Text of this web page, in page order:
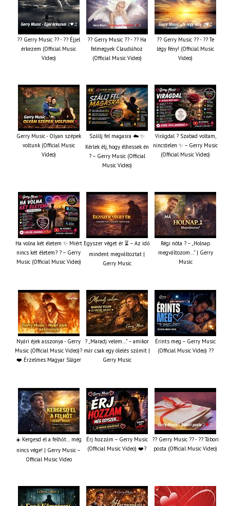
?? Gerry Music ?? - ?? Éjjel
érkezem (Official Music
Video)
?? Gerry Music ?? - ?? Ha
felmegyek Claudiához
(Official Music Video)
?? Gerry Music ?? - ?? Te
légy fény! (Official Music
Video)
Gerry Music - Olyan szépek
voltunk (Official Music
Video)
Szállj fel magasra ☁️ ✨
Kérlek élj, hogy élhessek én
? – Gerry Music (Official
Music Video)
Virágdal ? Szabad voltam,
nincstelen ✨ – Gerry Music
(Official Music Video)
Ha volna két életem ✨ Miért
nincs két életem? ? – Gerry
Music (Official Music Video)
Egyszer véget ér ⏳ – Az idő
mindent megváltoztat |
Gerry Music
Régi nóta ? – „Holnap
megváltozom…” | Gerry
Music
Nyári éjek asszonya - Gerry
Music (Official Music Video)?
❤️ Érzelmes Magyar Sláger
? „Maradj velem…” – amikor
már csak egy ölelés számít |
Gerry Music
Érints meg – Gerry Music
(Official Music Video) ??
☀️ Kergesd el a felhőt… még
nincs vége! | Gerry Music –
Official Music Video
Érj hozzám – Gerry Music
(Official Music Video) ❤️?
?? Gerry Music ?? - ?? Tábori
posta (Official Music Video)